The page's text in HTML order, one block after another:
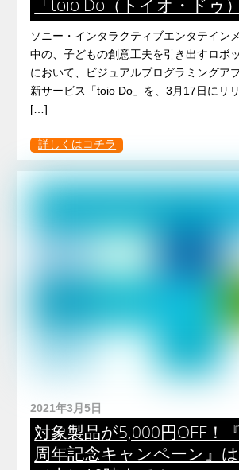
「toio Do（トイオ・ドゥ
ソニー・インタラクティブエンタテイン
中の、子どもの創意工夫を引き出すロボ
において、ビジュアルプログラミングア
新サービス「toio Do」を、3月17日にリ
[…]
詳しくはコチラ
2021年3月5日
対象製品が5,000円OFF！
周年記念キャンペーン』